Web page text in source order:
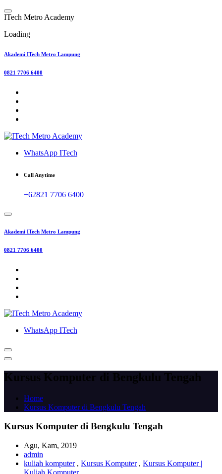
Skip
to
ITech Metro Academy
Loading
Akademi ITech Metro Lampung
0821 7706 6400
WhatsApp ITech
Call Anytime
+62821 7706 6400
Akademi ITech Metro Lampung
0821 7706 6400
WhatsApp ITech
Kursus Komputer di Bengkulu Tengah
Home
Kursus Komputer di Bengkulu Tengah
Kursus Komputer di Bengkulu Tengah
Agu, Kam, 2019
admin
kuliah komputer, Kursus Komputer, Kursus Komputer |
Kuliah Komputer